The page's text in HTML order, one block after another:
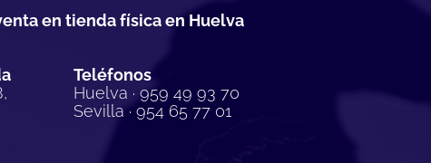
en tienda física en Huelva
Teléfonos
Huelva · 959 49 93 70
Sevilla · 954 65 77 01